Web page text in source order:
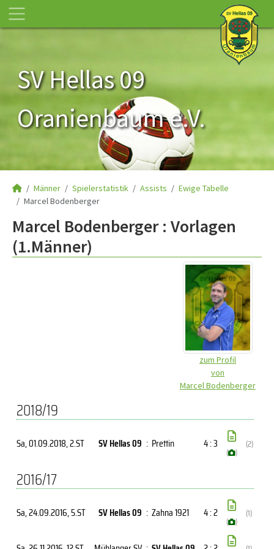
SV Hellas 09
Oranienbaum e.V.
Männer Spielerstatistik Assists
Ewige Tabelle
Marcel Bodenberger
Marcel Bodenberger : Vorlagen
(1.Männer)
zum Profil
von
Marcel Bodenberger
2018/19
Sa, 01.09.2018, 2.ST SV Hellas 09 : Prettin 4 : 3
( )
(2)
2016/17
Sa, 24.09.2016, 5.ST SV Hellas 09 : Zahna 1921 4 : 2
( )
(1)